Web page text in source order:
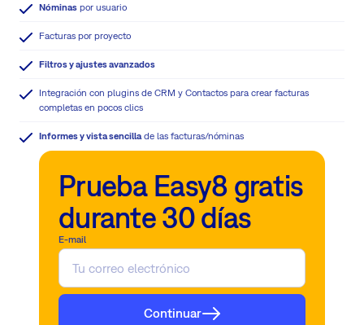
Nóminas por usuario
Facturas por proyecto
Filtros y ajustes avanzados
Integración con plugins de CRM y Contactos para crear facturas
completas en pocos clics
Informes y vista sencillade las facturas/nóminas
Filtros
avanzados
Prueba Easy8 gratis
durante 30 días
E-mail
Continuar